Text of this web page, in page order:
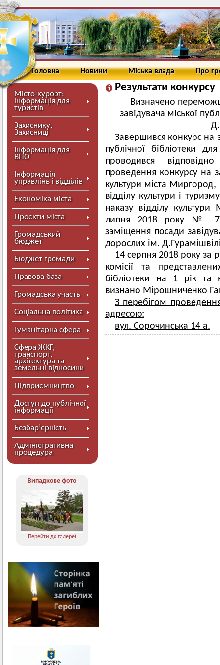
Головна Новини Міська влада Про
Місто-курорт:
інформація для
туристів
Захиснику,
Захисниці
Інформація для
ВПО
Інформація
управлінь і відділів
Економіка міста
Проєкти міста
Громадський
бюджет
Бюджет громади
Правова база
Громадська участь
Соціальна політика
Гуманітарна сфера
Сфера ЖКГ,
транспорт,
архітектура та
земельні відносини
Підприємництво
Доступ до публічної
інформації
Безбар’єрність
Адміністративна
процедура
Випадкове фото
Перейти до галереї
Результати конкурсу
Визначено
завідувача міської
Завершився конкурс на
публічної бібліотеки
проводився
проведення конкурсу на
культури міста
відділу культури і
наказу відділу
липня 2018 року № 71
заміщення посади
дорослих ім.
14 серпня 2018 року за
комісії та
бібліотеки на 1 рік
визнано Мірошниченко
З перебігом
адресою:
вул. Сорочинська 14 а.